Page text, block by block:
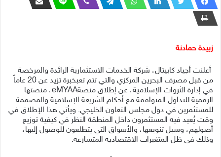
زبيدة حمادنة
أعلنت أجياد كابيتال، شركة الخدمات الاستثمارية الرائدة والمرخصة
من قبل مصرف البحرين المركزي والتي تتم تعبخبرة تزيد عن
عاماً
في إدارة الثروات الإسلامية، عن إطلاق منصةeMYAA، منصتها
الرقمية للتداول المتوافقة مع أحكام الشريعة الإسلامية والمصممة
للمستثمرين في دول مجلس التعاون الخليجي. ويأتي هذا الإطلاق في
وقت يُعيد فيه المستثمرون داخل المنطقة النظر في كيفية توزيع
أصولهم، وسبل تنويعها، والأسواق التي يتطلعون للوصول إليها،
وذلك في ظل المتغيرات الاقتصادية المتسارعة.